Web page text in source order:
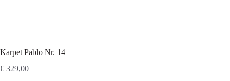
Karpet Pablo Nr. 14
€ 329,00